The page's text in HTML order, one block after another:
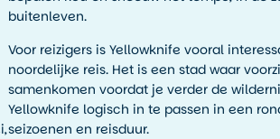
buitenleven.
Voor reizigers is Yellowknife vooral
noordelijke reis. Het is een stad waar
samenkomen voordat je verder de
Yellowknife logisch in te passen in een
seizoenen en reisduur.